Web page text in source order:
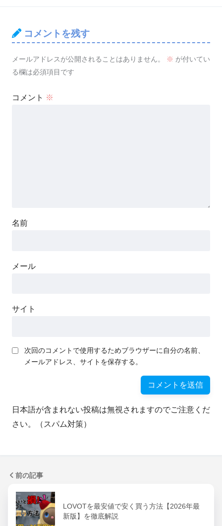
コメントを残す
メールアドレスが公開されることはありません。 ※ が付いてい
る欄は必須項目です
コメント ※
名前
メール
サイト
次回のコメントで使用するためブラウザーに自分の名前、
メールアドレス、サイトを保存する。
日本語が含まれない投稿は無視されますのでご注意くだ
さい。（スパム対策）
前の記事
LOVOTを最安値で安く買う方法【2026年最
新版】を徹底解説